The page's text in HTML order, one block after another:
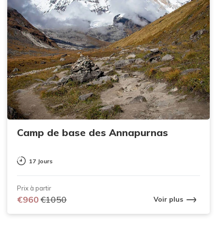
Camp de base des Annapurnas
17 Jours
Prix ​​à partir
€960€1050 Voir plus